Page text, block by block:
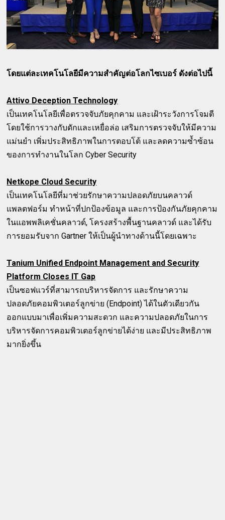
โดยแต่ละเทคโนโลยีมีความสำคัญต่อโลกไซเบอร์ ดังต่อไปนี้
Attivo Deception Technology
เป็นเทคโนโลยีเพื่อตรวจจับภัยคุกคาม และเฝ้าระวังการโจมตี
โดยใช้การวางกับดักและเหยื่อล่อ เสริมการตรวจจับให้มีความ
แม่นยำ เพิ่มประสิทธิภาพในการตอบโต้ และลดความซ้ำซ้อน
ของการทำงานในโลก Cyber Security
Netkope Cloud Security
เป็นเทคโนโลยีที่มาช่วยรักษาความปลอดภัยบนคลาวด์
แพลตฟอร์ม ทำหน้าที่ปกป้องข้อมูล และการป้องกันภัยคุกคาม
ในแอพพลิเคชั่นคลาวด์, โครงสร้างพื้นฐานคลาวด์ และได้รับ
การยอมรับจาก Gartner ให้เป็นผู้นำทางด้านนี้โดยเฉพาะ
Tanium Unified Endpoint Management and Security
Platform Closes IT Gap
เป็นซอฟแวร์ที่สามารถบริหารจัดการ และรักษาความ
ปลอดภัยคอมพิวเตอร์ลูกข่าย (Endpoint) ได้ในตัวเดียวกัน
ออกแบบมาเพื่อเพิ่มความสะดวก และความปลอดภัยในการ
บริหารจัดการคอมพิวเตอร์ลูกข่ายได้ง่าย และมีประสิทธิภาพ
มากยิ่งขึ้น